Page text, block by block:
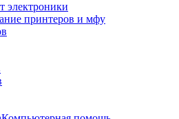
электроники
принтеров и мфу